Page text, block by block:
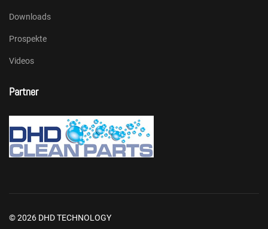
Downloads
Prospekte
Videos
Partner
© 2026 DHD TECHNOLOGY